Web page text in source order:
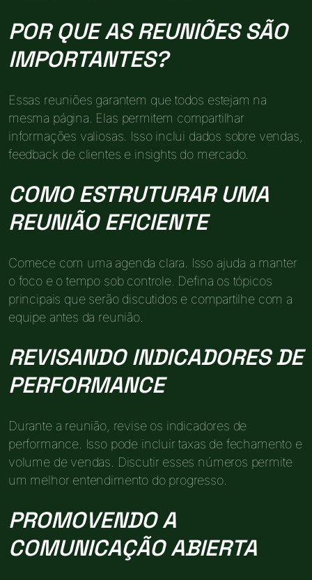
POR QUE AS REUNIÕES SÃO
IMPORTANTES?
Essas reuniões garantem que todos estejam na
mesma página. Elas permitem compartilhar
informações valiosas. Isso inclui dados sobre vendas,
feedback de clientes e insights do mercado.
COMO ESTRUTURAR UMA
REUNIÃO EFICIENTE
Comece com uma agenda clara. Isso ajuda a manter
o foco e o tempo sob controle. Defina os tópicos
principais que serão discutidos e compartilhe com a
equipe antes da reunião.
REVISANDO INDICADORES DE
PERFORMANCE
Durante a reunião, revise os indicadores de
performance. Isso pode incluir taxas de fechamento e
volume de vendas. Discutir esses números permite
um melhor entendimento do progresso.
PROMOVENDO A
COMUNICAÇÃO ABIERTA